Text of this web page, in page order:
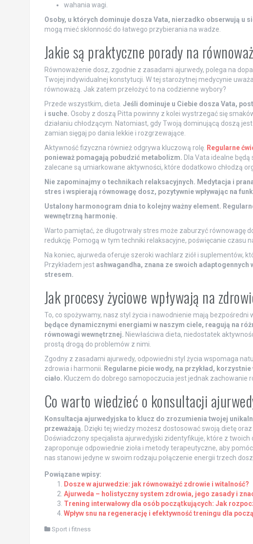
wahania wagi.
Osoby, u których dominuje dosza Vata, nierzadko obserwują u
mogą mieć skłonność do łatwego przybierania na wadze.
Jakie są praktyczne porady na
Równoważenie dosz, zgodnie z zasadami ajurwedy, polega na
Twojej indywidualnej konstytucji. W tej starożytnej medycynie
równoważą. Jak zatem przełożyć to na codzienne wybory?
Przede wszystkim, dieta. Jeśli dominuje u Ciebie dosza Vata,
i suche. Osoby z doszą Pitta powinny z kolei wystrzegać się
działaniu chłodzącym. Natomiast, gdy Twoją dominującą doszą
zamian sięgaj po dania lekkie i rozgrzewające.
Aktywność fizyczna również odgrywa kluczową rolę. Regularne
ponieważ pomagają pobudzić metabolizm. Dla Vata idealne
zalecane są umiarkowane aktywności, które dodatkowo chłodzą
Nie zapominajmy o technikach relaksacyjnych. Medytacja i
stres i wspierają równowagę dosz, pozytywnie wpływając na
Ustalony harmonogram dnia to kolejny ważny element.
wewnętrzną harmonię.
Warto pamiętać, że długotrwały stres może zaburzyć równowagę
redukcję. Pomogą w tym techniki relaksacyjne, poświęcanie czasu
Na koniec, ajurweda oferuje szeroki wachlarz ziół i suplementów,
Przykładem jestashwagandha, znana ze swoich
stresem.
Jak procesy życiowe wpływają na
To, co spożywamy, nasz styl życia i nawodnienie mają
będące dynamicznymi energiami w naszym ciele, reagują na
równowagi wewnętrznej. Niewłaściwa dieta, niedostatek
prostą drogą do problemów z nimi.
Zgodny z zasadami ajurwedy, odpowiedni styl życia wspomaga
zdrowia i harmonii. Regularne picie wody, na przykład,
ciało. Kluczem do dobrego samopoczucia jest jednak zachowanie
Co warto wiedzieć o konsultacji
Konsultacja ajurwedyjska to klucz do zrozumienia twojej
przeważają. Dzięki tej wiedzy możesz dostosować swoją dietę
Doświadczony specjalista ajurwedyjski zidentyfikuje, które z
zaproponuje odpowiednie zioła i metody terapeutyczne, aby
nas stanowi jedyne w swoim rodzaju połączenie energii trzech
Powiązane wpisy:
Dosze w ajurwedzie: jak równoważyć zdrowie i witalność?
Ajurweda – holistyczny system zdrowia, jego zasady i
Trening interwałowy dla osób początkujących: Jak
Wpływ snu na regenerację i efektywność treningu dla
Sport i fitness